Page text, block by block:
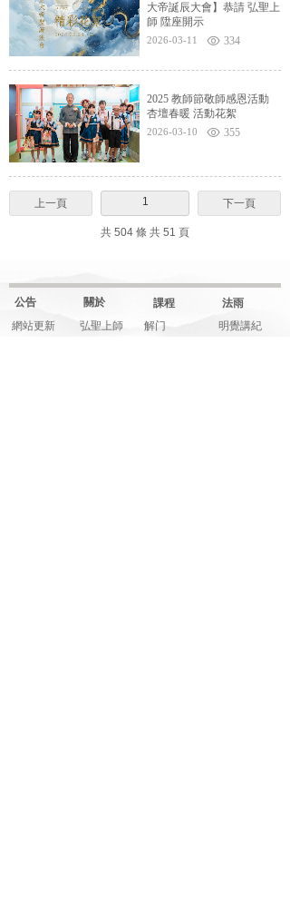
大帝誕辰大會】恭請 弘聖上
師 陞座開示
2026-03-11 334
2025 教師節敬師感恩活動
杏壇春暖 活動花絮
2026-03-10 355
上一頁 1 下一頁
共 504 條 共 51 頁
網站更新
關於
公告 課程
弘聖上師
解门
法雨
明覺講紀